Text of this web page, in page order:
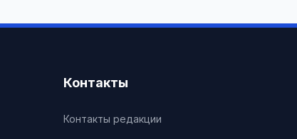
Контакты
Контакты редакции